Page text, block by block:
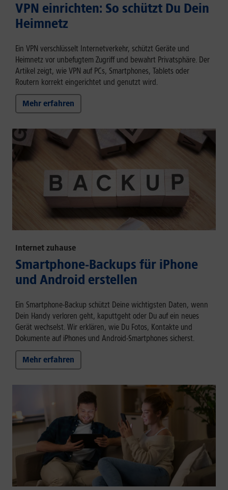
VPN einrichten: So schützt Du Dein
Heimnetz
Ein VPN verschlüsselt Internetverkehr, schützt Geräte und
Heimnetz vor unbefugtem Zugriff und bewahrt Privatsphäre. Der
Artikel zeigt, wie VPN auf PCs, Smartphones, Tablets oder
Routern korrekt eingerichtet und genutzt wird.
Mehr erfahren
Internet zuhause
Smartphone-Backups für iPhone
und Android erstellen
Ein Smartphone-Backup schützt Deine wichtigsten Daten, wenn
Dein Handy verloren geht, kaputtgeht oder Du auf ein neues
Gerät wechselst. Wir erklären, wie Du Fotos, Kontakte und
Dokumente auf iPhones und Android-Smartphones sicherst.
Mehr erfahren